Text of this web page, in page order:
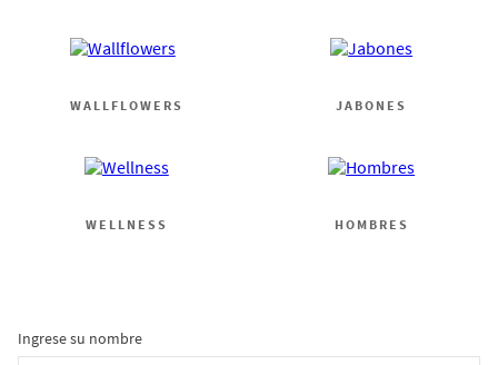
WALLFLOWERS JABONES
WELLNESS HOMBRES
Ingrese su nombre